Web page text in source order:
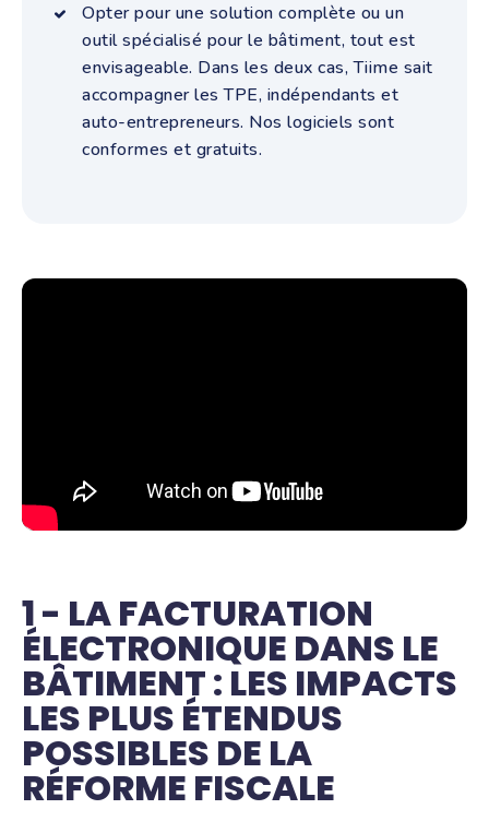
Opter pour une solution complète ou un
outil spécialisé pour le bâtiment, tout est
envisageable. Dans les deux cas, Tiime sait
accompagner les TPE, indépendants et
auto-entrepreneurs. Nos logiciels sont
conformes et gratuits.
1 - LA FACTURATION
ÉLECTRONIQUE DANS LE
BÂTIMENT : LES IMPACTS
LES PLUS ÉTENDUS
POSSIBLES DE LA
RÉFORME FISCALE